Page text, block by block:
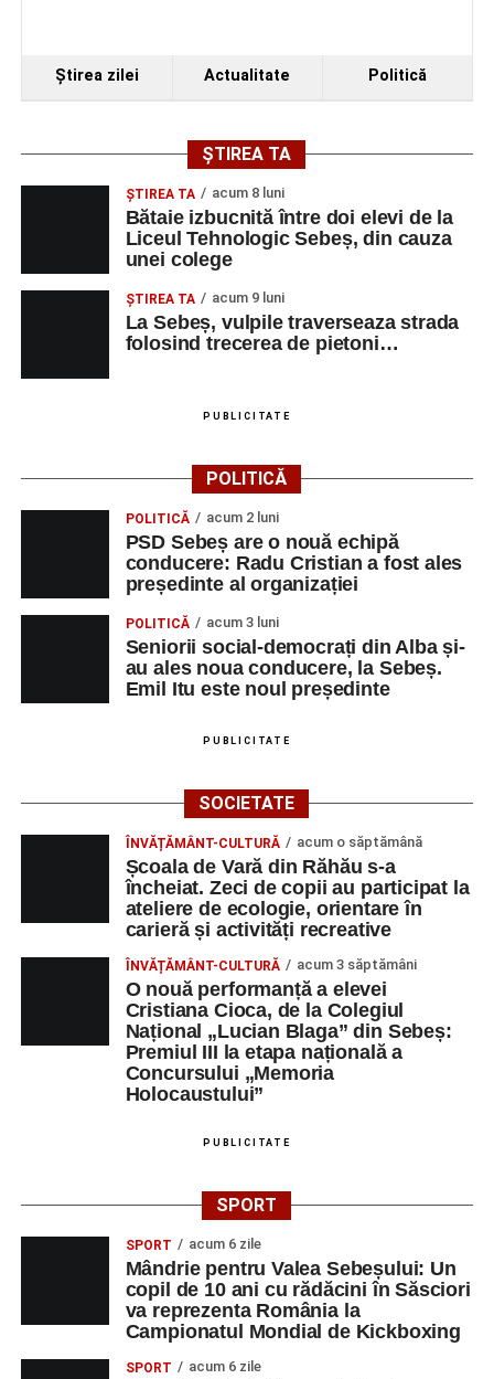
4–6 septembrie 2026: Prima ediție a Transylvania
Fest, la Cetatea Greavilor din Gârbova
Accident rutier la ieșirea din Șugag spre Popasul
Regelui. Intervin pompierii din Sebeș
Biciclist de 70 de ani, rănit într-un accident rutier
produs pe strada Dorobanți din Sebeș
Ştirea zilei Actualitate Politică
ȘTIREA TA
ŞTIREA TA acum 8 luni
Bătaie izbucnită între doi elevi de la
Liceul Tehnologic Sebeș, din cauza
unei colege
ŞTIREA TA acum 9 luni
La Sebeș, vulpile traverseaza strada
folosind trecerea de pietoni…
PUBLICITATE
POLITICĂ
POLITICĂ acum 2 luni
PSD Sebeș are o nouă echipă
conducere: Radu Cristian a fost ales
președinte al organizației
POLITICĂ acum 3 luni
Seniorii social-democrați din Alba și-
au ales noua conducere, la Sebeș.
Emil Itu este noul președinte
PUBLICITATE
SOCIETATE
ÎNVĂȚĂMÂNT-CULTURĂ acum o săptămână
Școala de Vară din Răhău s-a
încheiat. Zeci de copii au participat la
ateliere de ecologie, orientare în
carieră și activități recreative
ÎNVĂȚĂMÂNT-CULTURĂ acum 3 săptămâni
O nouă performanță a elevei
Cristiana Cioca, de la Colegiul
Național „Lucian Blaga” din Sebeș:
Premiul III la etapa națională a
Concursului „Memoria
Holocaustului”
PUBLICITATE
SPORT
SPORT acum 6 zile
Mândrie pentru Valea Sebeșului: Un
copil de 10 ani cu rădăcini în Săsciori
va reprezenta România la
Campionatul Mondial de Kickboxing
SPORT acum 6 zile